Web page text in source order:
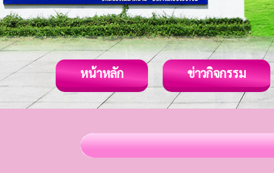
หน้าหลัก ข่าวกิจกรรม